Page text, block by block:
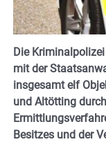
Die
mit der
insgesamt elf
und Altötting
Besitzes und der